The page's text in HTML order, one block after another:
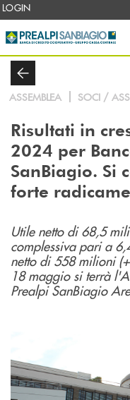
Salta al contenuto principale
LOGIN
ASSEMBLEA SOCI /
Risultati in
2024 per
SanBiagio. Si
forte
Utile netto di 68,5
complessiva pari a
netto di 558 milioni
18 maggio si terrà
Prealpi SanBiagio